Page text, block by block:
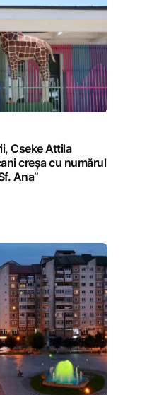
Cseke Attila
creșa cu numărul
Ana”